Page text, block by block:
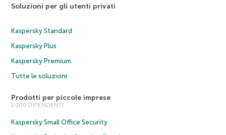
Soluzioni per gli utenti privati
Kaspersky Standard
Kaspersky Plus
Kaspersky Premium
Tutte le soluzioni
Prodotti per piccole imprese
1-100 DIPENDENTI
Kaspersky Small Office Security